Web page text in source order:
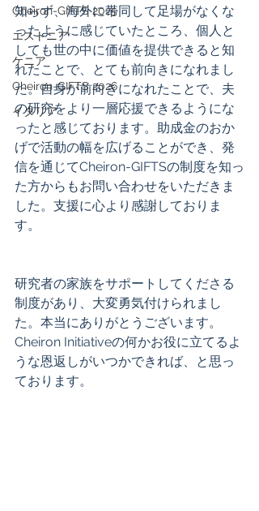
Cheiron-GIFTS 2025
エストニア
ケニア
Cheiron-GIFTS 2026
イタリア
知らず、海外に帯同して足場がなくな
ったように感じていたところ、個人と
しても世の中に価値を提供できると知
れたことで、とても前向きになれまし
た。自身が前向きになれたことで、夫
の研究をより一層応援できるようにな
ったと感じております。助成金のおか
げで活動の幅を広げることができ、発
信を通じてCheiron-GIFTSの制度を知っ
た方からもお問い合わせをいただきま
した。支援に心より感謝しておりま
す。
研究者の家族をサポートしてくださる
制度があり、大変勇気付けられまし
た。本当にありがとうございます。
Cheiron Initiativeの何かお役に立てるよ
うな恩返しがいつかできれば、と思っ
ております。